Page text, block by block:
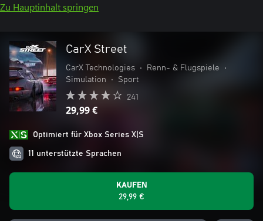
Zu Hauptinhalt springen
CarX Street
CarX Technologies • Renn- & Flugspiele
•
Simulation
• Sport
241
29,99 €
Optimiert für Xbox Series X|S
11 unterstützte Sprachen
KAUFEN
29,99 €